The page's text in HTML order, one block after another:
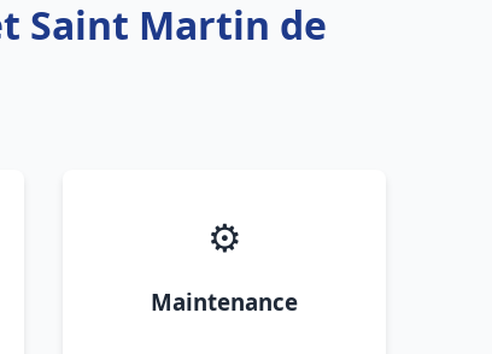
Saint Martin de
⚙️
Maintenance